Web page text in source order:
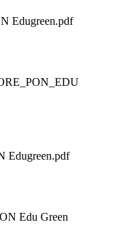
Edugreen.pdf
Edugreen.pdf
Edu Green